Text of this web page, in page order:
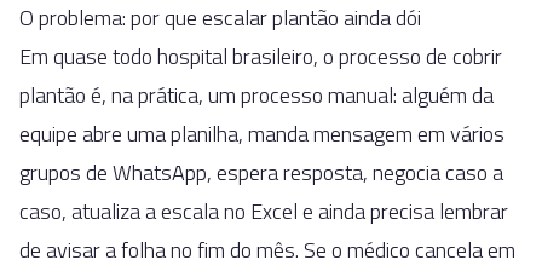
O problema: por que escalar plantão ainda dói
Em quase todo hospital brasileiro, o processo de cobrir
plantão é, na prática, um processo manual: alguém da
equipe abre uma planilha, manda mensagem em vários
grupos de WhatsApp, espera resposta, negocia caso a
caso, atualiza a escala no Excel e ainda precisa lembrar
de avisar a folha no fim do mês. Se o médico cancela em